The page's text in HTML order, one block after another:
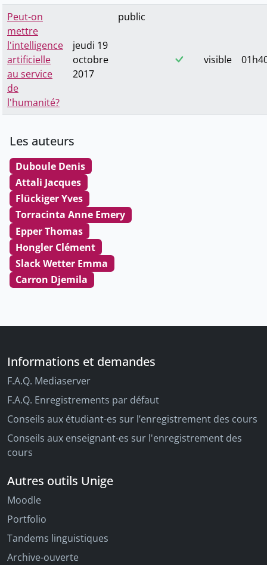
Peut-on
mettre
l'intelligence
artificielle
au service
de
l'humanité?
jeudi 19
octobre
2017
public
visible
Les auteurs
Duboule Denis
Attali Jacques
Flückiger Yves
Torracinta Anne Emery
Epper Thomas
Hongler Clément
Slack Wetter Emma
Carron Djemila
Informations et demandes
F.A.Q. Mediaserver
F.A.Q. Enregistrements par défaut
Conseils aux étudiant-es sur l’enregistrement des cours
Conseils aux enseignant-es sur l'enregistrement des
cours
Autres outils Unige
Moodle
Portfolio
Tandems linguistiques
Archive-ouverte